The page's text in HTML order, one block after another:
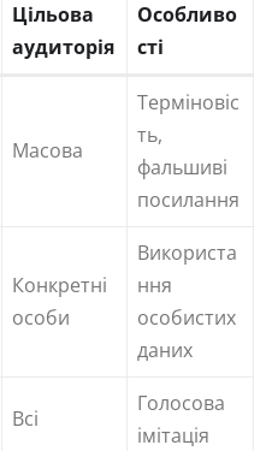
Цільова
аудиторія
Особливо
сті
Масова
Терміновіс
ть,
фальшиві
посилання
Конкретні
особи
Використа
ння
особистих
даних
Всі
Голосова
імітація